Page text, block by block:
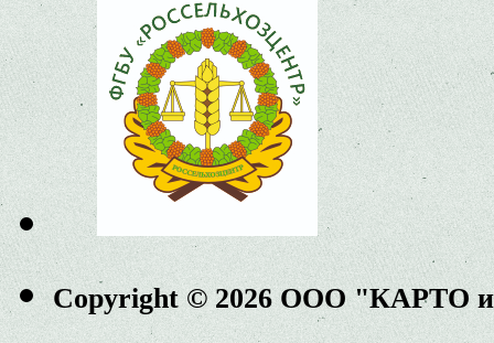
Copyright © 2026 ООО "КАРТО